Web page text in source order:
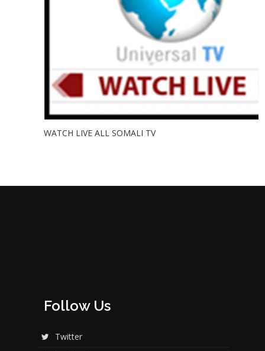
WATCH LIVE ALL SOMALI TV
Follow Us
Twitter